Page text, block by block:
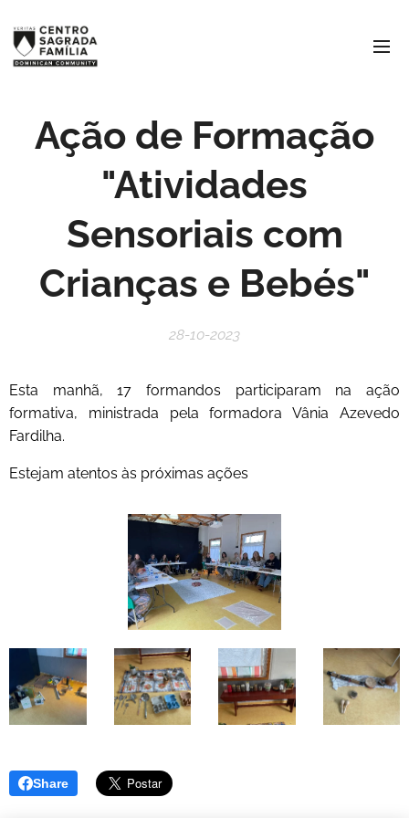
Ação de Formação
"Atividades
Sensoriais com
Crianças e Bebés"
28-10-2023
Esta manhã, 17 formandos participaram na ação
formativa, ministrada pela formadora Vânia Azevedo
Fardilha.
Estejam atentos às próximas ações
Share